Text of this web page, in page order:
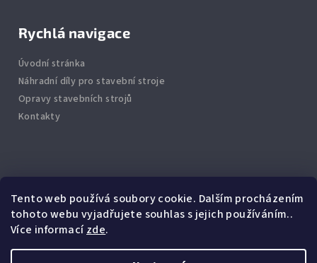
Tento web používá soubory cookie. Dalším procházením
tohoto webu vyjadřujete souhlas s jejich používáním..
Více informacízde.
Rychlá navigace
Úvodní stránka
Náhradní díly pro stavební stroje
Opravy stavebních strojů
Kontakty
Jak nakupovat
Obchodní podmínky
Podmínky ochrany osobních údajů